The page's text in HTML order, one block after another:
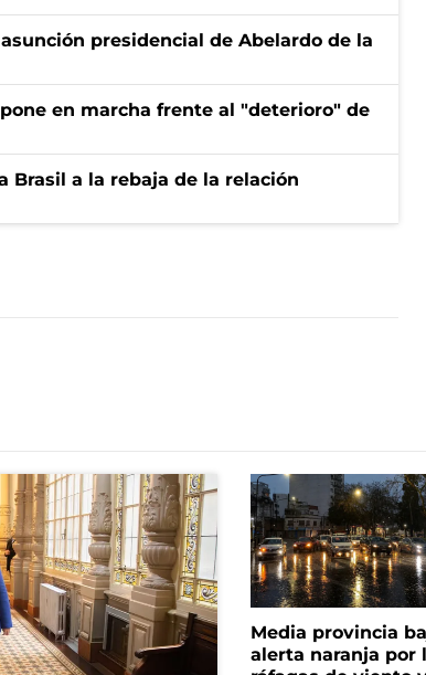
presidencial de Abelardo de la
en marcha frente al "deterioro" de
Brasil a la rebaja de la relación
Media provincia
alerta naranja por